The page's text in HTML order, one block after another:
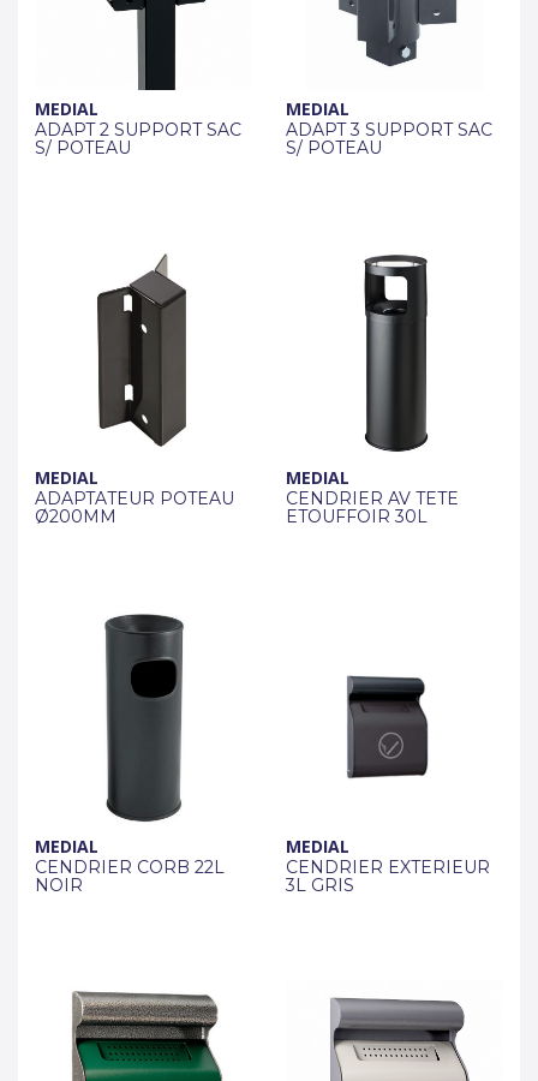
MEDIAL
ADAPT 2 SUPPORT SAC
S/ POTEAU
MEDIAL
ADAPT 3 SUPPORT SAC
S/ POTEAU
MEDIAL
ADAPTATEUR POTEAU
Ø200MM
MEDIAL
CENDRIER AV TETE
ETOUFFOIR 30L
MEDIAL
CENDRIER CORB 22L
NOIR
MEDIAL
CENDRIER EXTERIEUR
3L GRIS